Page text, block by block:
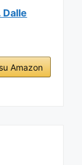
Amazon